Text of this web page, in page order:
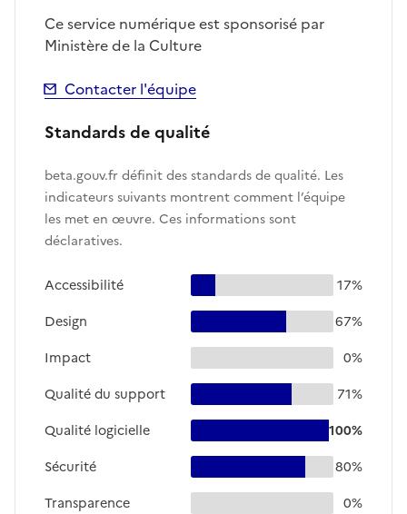
Ce service numérique est sponsorisé par
Ministère de la Culture
Contacter l'équipe
Standards de qualité
beta.gouv.fr définit des standards de qualité. Les
indicateurs suivants montrent comment l’équipe
les met en œuvre. Ces informations sont
déclaratives.
Accessibilité
17%
Design
67%
Impact
0%
Qualité du support
71%
Qualité logicielle
100%
Sécurité
80%
Transparence
0%